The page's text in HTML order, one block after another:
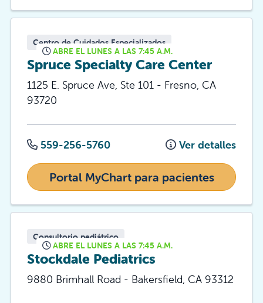
Centro de Cuidados Especializados
ABRE EL LUNES A LAS 7:45 A.M.
Spruce Specialty Care Center
1125 E. Spruce Ave, Ste 101 - Fresno, CA
93720
559-256-5760 Ver detalles
Portal MyChart para pacientes
Consultorio pediátrico
ABRE EL LUNES A LAS 7:45 A.M.
Stockdale Pediatrics
9880 Brimhall Road - Bakersfield, CA 93312